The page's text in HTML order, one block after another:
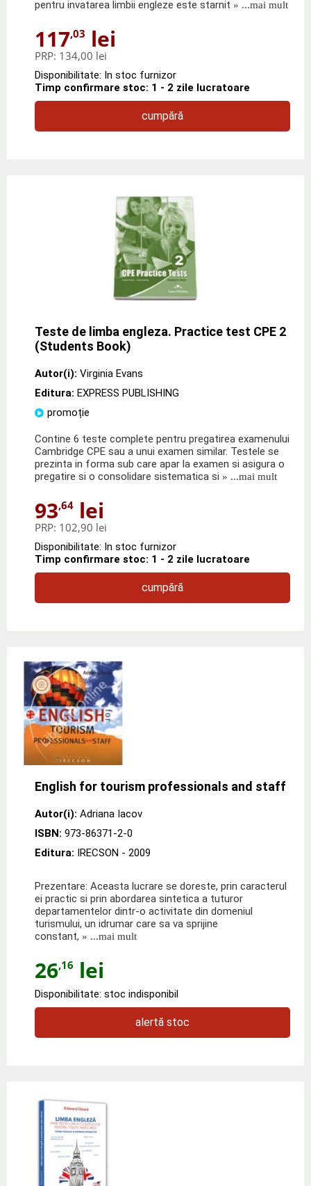
pentru invatarea limbii engleze este starnit » ...mai mult
117,03 lei
PRP: 134,00 lei
Disponibilitate: In stoc furnizor
Timp confirmare stoc: 1 - 2 zile lucratoare
cumpără
Teste de limba engleza. Practice test CPE 2
(Students Book)
Autor(i): Virginia Evans
Editura: EXPRESS PUBLISHING
promoție
Contine 6 teste complete pentru pregatirea examenului
Cambridge CPE sau a unui examen similar. Testele se
prezinta in forma sub care apar la examen si asigura o
pregatire si o consolidare sistematica si » ...mai mult
93,64 lei
PRP: 102,90 lei
Disponibilitate: In stoc furnizor
Timp confirmare stoc: 1 - 2 zile lucratoare
cumpără
English for tourism professionals and staff
Autor(i): Adriana Iacov
ISBN: 973-86371-2-0
Editura: IRECSON - 2009
Prezentare: Aceasta lucrare se doreste, prin caracterul
ei practic si prin abordarea sintetica a tuturor
departamentelor dintr-o activitate din domeniul
turismului, un idrumar care sa va sprijine
constant, » ...mai mult
26,16 lei
Disponibilitate: stoc indisponibil
alertă stoc